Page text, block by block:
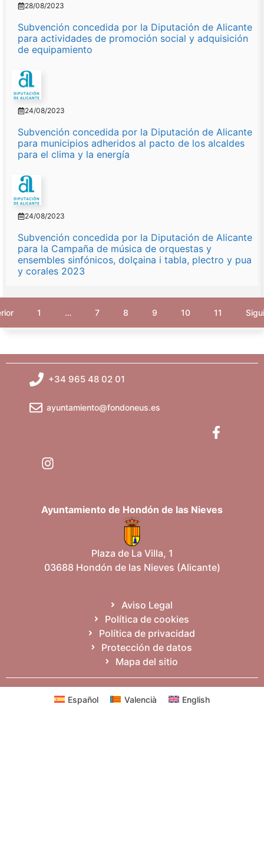
28/08/2023
Subvención concedida por la Diputación de Alicante
para actividades de promoción social y adquisición
de equipamiento
24/08/2023
Subvención concedida por la Diputación de Alicante
para municipios adheridos al pacto de los alcaldes
para el clima y la energía
24/08/2023
Subvención concedida por la Diputación de Alicante
para la Campaña de música de orquestas y
ensembles sinfónicos, dolçaina i tabla, plectro y pua
y corales 2023
1 … 7 8 9 10 11
+34 965 48 02 01
ayuntamiento@fondoneus.es
Ayuntamiento de Hondón de las Nieves
Plaza de La Villa, 1
03688 Hondón de las Nieves (Alicante)
Aviso Legal
Política de cookies
Política de privacidad
Protección de datos
Mapa del sitio
Español Valencià English